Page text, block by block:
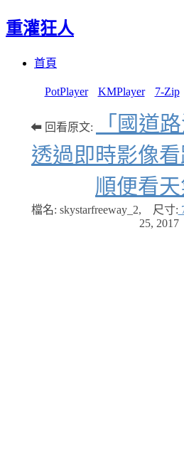
重灌狂人
首頁
PotPlayer KMPlayer 7-Zip
⬅ 回看原文:
「國道
透過即時影像
順便看天
檔名: skystarfreeway_2, 尺寸:
25, 2017